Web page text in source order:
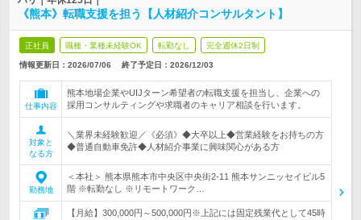
《熊本》転職支援を担う【人材紹介コンサルタント】
正社員 職種・業種未経験OK 転勤なし 完全週休2日制
情報更新日：2026/07/06 終了予定日： 2026/12/03
仕事内容
熊本地場企業やUIJターン希望者の転職支援を担当し、企業への
採用コンサルティングや求職者のキャリア相談を行います。
対象と
なる方
＼業界未経験歓迎／《必須》◆大卒以上◆営業経験をお持ちの方
◆普通自動車免許◆人材紹介事業に興味関心がある方
勤務地
＜本社＞ 熊本県熊本市中央区中央街2-11 熊本サンニッセイビル5
階 ※転勤なし ※リモートワーク…
【月給】300,000円～500,000円※上記には固定残業代として45時